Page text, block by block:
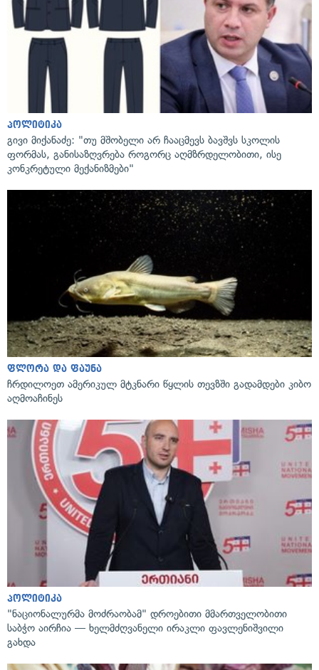
პოლიტიკა
გივი მიქანაძე: "თუ მშობელი არ ჩააცმევს ბავშვს სკოლის
ფორმას, განისაზღვრება როგორც აღმზრდელობითი, ისე
კონკრეტული მექანიზმები"
ფლორა და ფაუნა
ჩრდილოეთ ამერიკულ მტკნარი წყლის თევზში გადამდები კიბო
აღმოაჩინეს
პოლიტიკა
"ნაციონალურმა მოძრაობამ" დროებითი მმართველობითი
საბჭო აირჩია — ხელმძღვანელი ირაკლი ფავლენიშვილი
გახდა